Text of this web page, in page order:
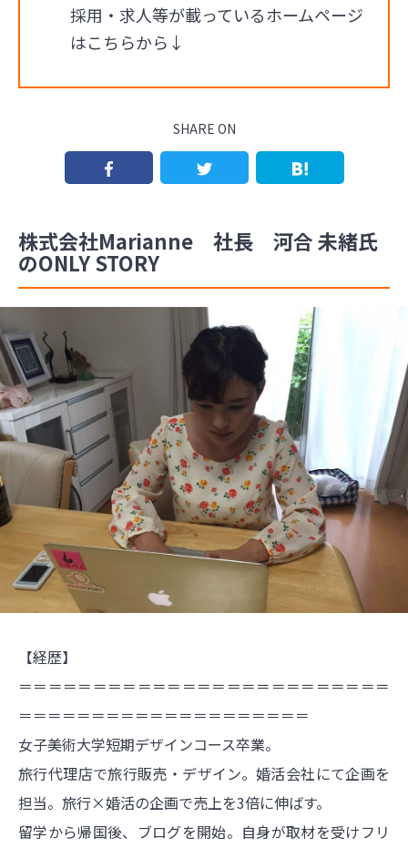
採用・求人等が載っているホームページ
はこちらから↓
SHARE ON
株式会社Marianne 社長 河合 未緒氏
のONLY STORY
【経歴】
＝＝＝＝＝＝＝＝＝＝＝＝＝＝＝＝＝＝＝＝＝＝＝＝＝
＝＝＝＝＝＝＝＝＝＝＝＝＝＝＝＝＝＝＝＝
女子美術大学短期デザインコース卒業。
旅行代理店で旅行販売・デザイン。婚活会社にて企画を
担当。旅行×婚活の企画で売上を3倍に伸ばす。
留学から帰国後、ブログを開始。自身が取材を受けフリ